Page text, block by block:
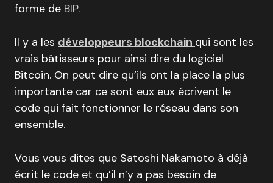
forme de BIP.
Il y a les développeurs blockchain qui sont les
vrais bâtisseurs pour ainsi dire du logiciel
Bitcoin. On peut dire qu’ils ont la place la plus
importante car ce sont eux eux écrivent le
code qui fait fonctionner le réseau dans son
ensemble.
Vous vous dites que Satoshi Nakamoto à déjà
écrit le code et qu’il n’y a pas besoin de